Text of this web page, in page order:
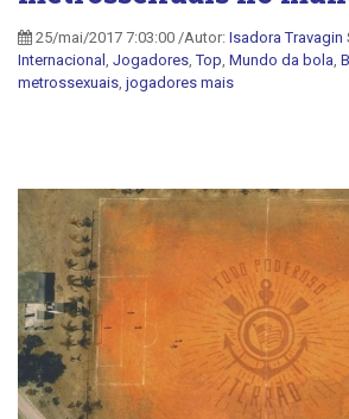
25/mai/2017 7:03:00 /Autor: Isadora Travagin
Internacional , Jogadores,Top, Mundo da bola,
metrossexuais, jogadores mais